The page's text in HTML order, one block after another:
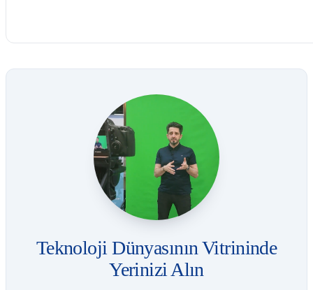
Teknoloji Dünyasının Vitrininde
Yerinizi Alın